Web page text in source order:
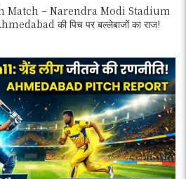
Match – Narendra Modi Stadium
की पिच पर बल्लेबाजों का राज!